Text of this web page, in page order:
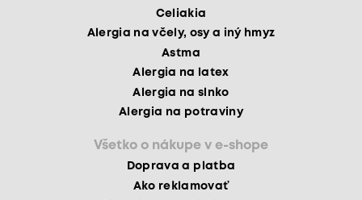
Celiakia
Alergia na včely, osy a iný hmyz
Astma
Alergia na latex
Alergia na slnko
Alergia na potraviny
Všetko o nákupe v e-shope
Doprava a platba
Ako reklamovať